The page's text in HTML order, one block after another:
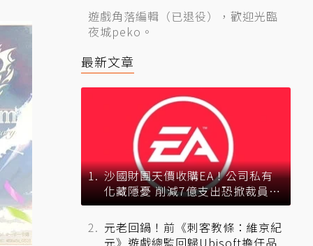
遊戲角落編輯（已退役），歡迎光臨
夜城peko。
最新文章
沙國財團天價收購EA！公司私有
化藏隱憂 削減7億支出恐掀裁員風
暴？
元老回鍋！前《刺客教條：維京紀
元》遊戲總監回歸Ubisoft擔任品